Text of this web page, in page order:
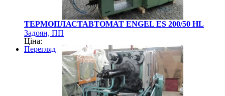
ТЕРМОПЛАСТАВТОМАТ ENGEL ES 200/50 HL
Задоян, ПП
Ціна:
Перегляд